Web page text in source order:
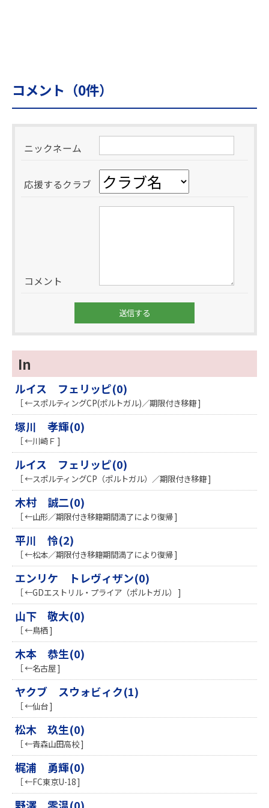
コメント（0件）
ニックネーム
応援するクラブ
コメント
In
ルイス フェリッピ(0)
［ ←スポルティングCP(ポルトガル)／期限付き移籍 ]
塚川 孝輝(0)
［ ←川崎Ｆ ]
ルイス フェリッピ(0)
［ ←スポルティングCP（ポルトガル）／期限付き移籍 ]
木村 誠二(0)
［ ←山形／期限付き移籍期間満了により復帰 ]
平川 怜(2)
［ ←松本／期限付き移籍期間満了により復帰 ]
エンリケ トレヴィザン(0)
［ ←GDエストリル・プライア（ポルトガル） ]
山下 敬大(0)
［ ←鳥栖 ]
木本 恭生(0)
［ ←名古屋 ]
ヤクブ スウォビィク(1)
［ ←仙台 ]
松木 玖生(0)
［ ←青森山田高校 ]
梶浦 勇輝(0)
［ ←FC東京U-18 ]